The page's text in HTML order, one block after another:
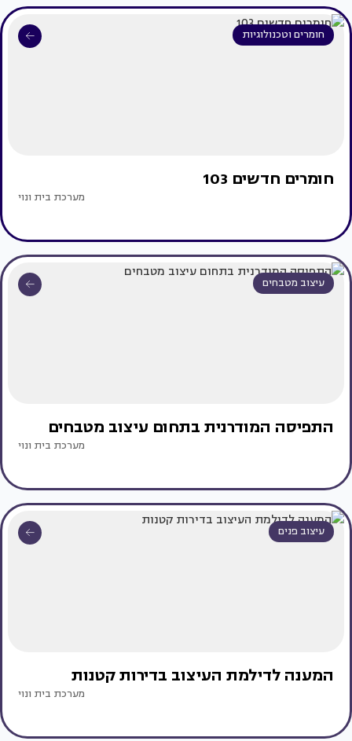
חומרים וטכנולוגיות
חומרים חדשים 103
מערכת בית ונוי
עיצוב מטבחים
התפיסה המודרנית בתחום עיצוב מטבחים
מערכת בית ונוי
עיצוב פנים
המענה לדילמת העיצוב בדירות קטנות
מערכת בית ונוי